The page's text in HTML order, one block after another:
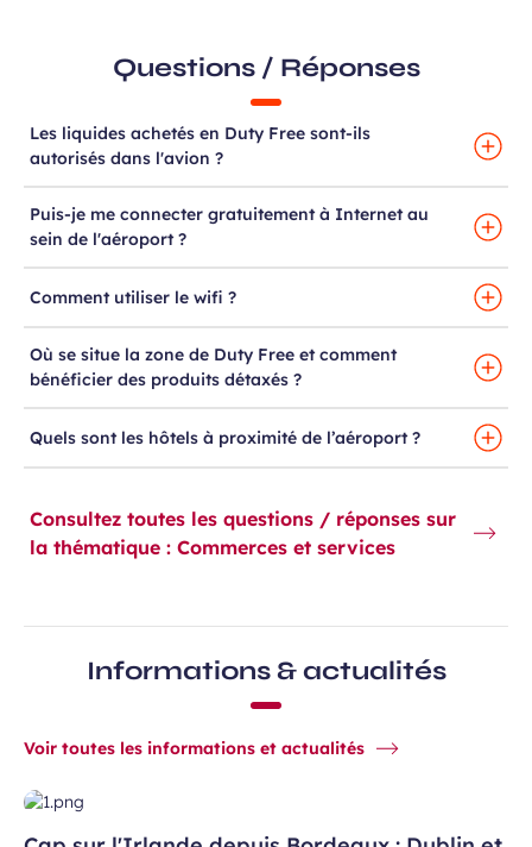
Questions / Réponses
Les liquides achetés en Duty Free sont-ils
autorisés dans l'avion ?
Puis-je me connecter gratuitement à Internet au
sein de l'aéroport ?
Comment utiliser le wifi ?
Où se situe la zone de Duty Free et comment
bénéficier des produits détaxés ?
Quels sont les hôtels à proximité de l’aéroport ?
Consultez toutes les questions / réponses sur
la thématique : Commerces et services
Informations & actualités
Voir toutes les informations et actualités